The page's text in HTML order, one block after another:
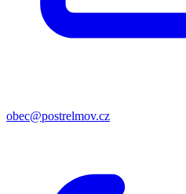
obec@postrelmov.cz